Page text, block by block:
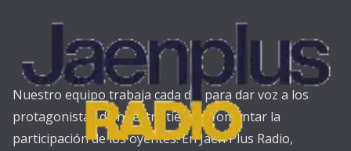
Nuestro equipo trabaja cada día para dar voz a los
protagonistas de nuestra tierra y fomentar la
participación de los oyentes. En Jaén Plus Radio,